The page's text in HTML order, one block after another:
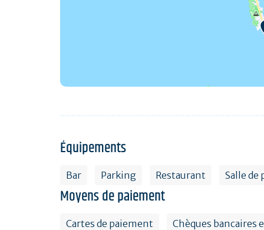
Équipements
Bar Parking Restaurant Salle
Moyens de paiement
Cartes de paiement Chèques bancaires